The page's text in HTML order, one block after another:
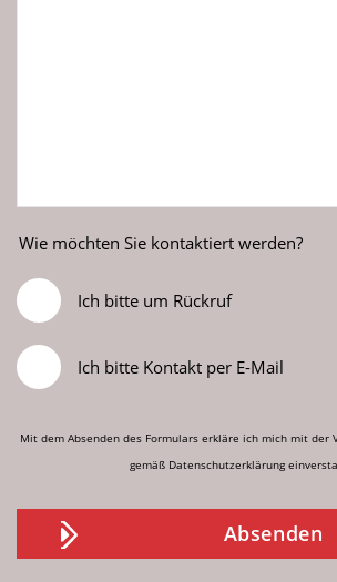
Wie möchten Sie kontaktiert werden?
Ich bitte um Rückruf
Ich bitte Kontakt per E-Mail
Mit dem Absenden des Formulars erkläre ich mich mit der
gemäß Datenschutzerklärung